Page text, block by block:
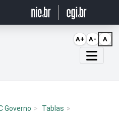
Governo Tablas
A+ A- A